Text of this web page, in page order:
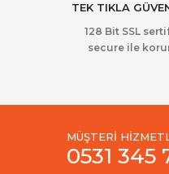
TEK TIKLA
128 Bit SSL
secure ile
MÜŞTERİ
0531 345